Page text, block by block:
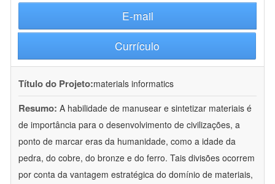
E-mail
Currículo
Título do Projeto:materials informatics
Resumo: A habilidade de manusear e sintetizar materiais é
de importância para o desenvolvimento de civilizações, a
ponto de marcar eras da humanidade, como a idade da
pedra, do cobre, do bronze e do ferro. Tais divisões ocorrem
por conta da vantagem estratégica do domínio de materiais,